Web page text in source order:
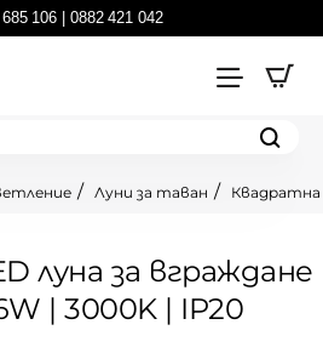
106 | 0882 421 042
луна за вграждане
| 3000K | IP20
Луни за таван Квадратна